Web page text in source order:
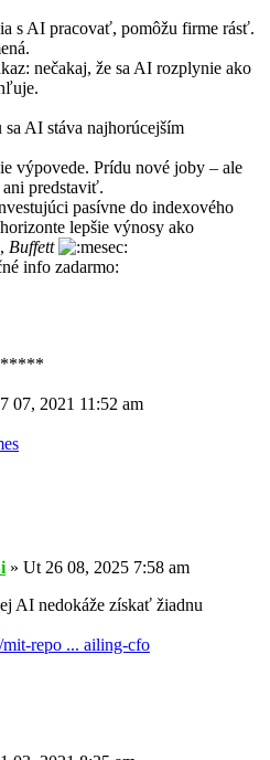
s AI pracovať, pomôžu firme rásť.
nečakaj, že sa AI rozplynie ako
AI stáva najhorúcejším
výpovede. Prídu nové joby – ale
predstaviť.
pasívne do indexového
lepšie výnosy ako
Buffett
info zadarmo:
*****
07, 2021 11:52 am
» Ut 26 08, 2025 7:58 am
AI nedokáže získať žiadnu
repo ... ailing-cfo